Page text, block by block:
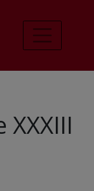
XXXIII